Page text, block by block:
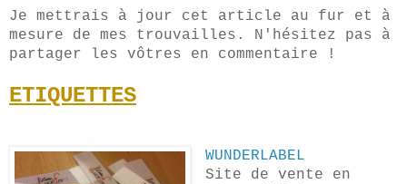
Je mettrais à jour cet article au fur et à
mesure de mes trouvailles. N'hésitez pas à
partager les vôtres en commentaire !
ETIQUETTES
WUNDERLABEL
Site de vente en